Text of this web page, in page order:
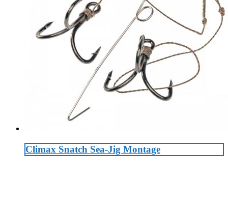
Climax Snatch Sea-Jig Montage